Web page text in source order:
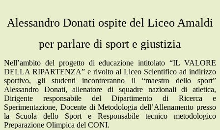
Alessandro Donati ospite del Liceo Amaldi
per parlare di sport e giustizia
Nell’ambito del progetto di educazione intitolato “IL VALORE
DELLA RIPARTENZA” e rivolto al Liceo Scientifico ad indirizzo
sportivo, gli studenti incontreranno il “maestro dello sport”
Alessandro Donati, allenatore di squadre nazionali di atletica,
Dirigente responsabile del Dipartimento di Ricerca e
Sperimentazione, Docente di Metodologia dell’Allenamento presso
la Scuola dello Sport e Responsabile tecnico metodologico
Preparazione Olimpica del CONI.